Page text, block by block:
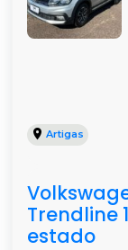
Artigas
Trendline
estado